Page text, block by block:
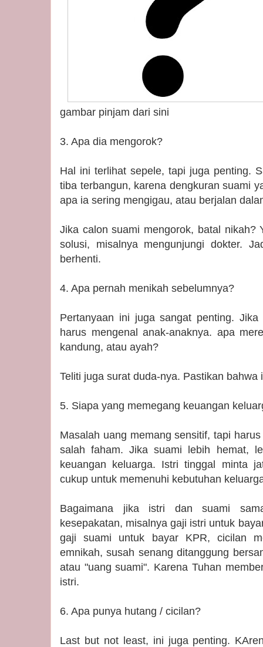
gambar pinjam dari sini
3. Apa dia mengorok?
Hal ini terlihat sepele, tapi juga penting.
tiba terbangun, karena dengkuran suami
apa ia sering mengigau, atau berjalan
Jika calon suami mengorok, batal nikah?
solusi, misalnya mengunjungi dokter.
berhenti.
4. Apa pernah menikah sebelumnya?
Pertanyaan ini juga sangat penting.
harus mengenal anak-anaknya. apa
kandung, atau ayah?
Teliti juga surat duda-nya. Pastikan bahwa
5. Siapa yang memegang keuangan
Masalah uang memang sensitif, tapi
salah faham. Jika suami lebih hemat,
keuangan keluarga. Istri tinggal minta
cukup untuk memenuhi kebutuhan
Bagaimana jika istri dan suami
kesepakatan, misalnya gaji istri untuk
gaji suami untuk bayar KPR, cicilan
emnikah, susah senang ditanggung
atau "uang suami". Karena Tuhan
istri.
6. Apa punya hutang / cicilan?
Last but not least, ini juga penting.